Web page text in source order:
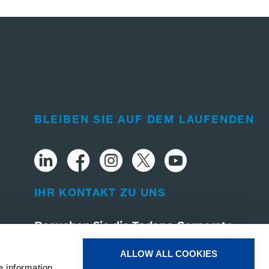
ALLOW ALL COOKIES
BLEIBEN SIE AUF DEM LAUFENDEN
IHR KONTAKT ZU UNS
Besuchen Sie die Tadano Corporate